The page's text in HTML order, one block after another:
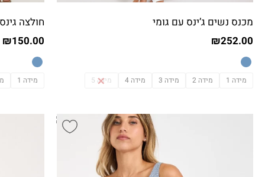
מכנס נשים ג’ינס עם גומי
₪252.00
מידה 1 מידה 2 מידה 3 מידה 4 מידה 5
חולצה
₪150.00
מידה 1